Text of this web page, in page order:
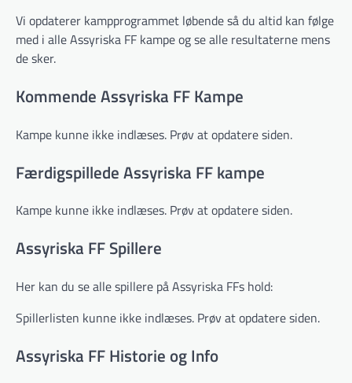
Vi opdaterer kampprogrammet løbende så du altid kan følge
med i alle Assyriska FF kampe og se alle resultaterne mens
de sker.
Kommende Assyriska FF Kampe
Kampe kunne ikke indlæses. Prøv at opdatere siden.
Færdigspillede Assyriska FF kampe
Kampe kunne ikke indlæses. Prøv at opdatere siden.
Assyriska FF Spillere
Her kan du se alle spillere på Assyriska FFs hold:
Spillerlisten kunne ikke indlæses. Prøv at opdatere siden.
Assyriska FF Historie og Info